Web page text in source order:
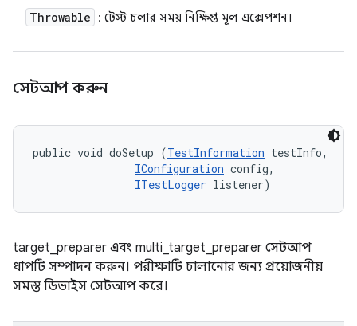
Throwable : টেস্ট চলার সময় নিক্ষিপ্ত মূল এক্সেপশন।
সেটআপ করুন
public void doSetup (TestInformation testInfo,
IConfiguration config,
ITestLogger listener)
target_preparer এবং multi_target_preparer সেটআপ
ধাপটি সম্পাদন করুন। পরীক্ষাটি চালানোর জন্য প্রয়োজনীয়
সমস্ত ডিভাইস সেটআপ করে।